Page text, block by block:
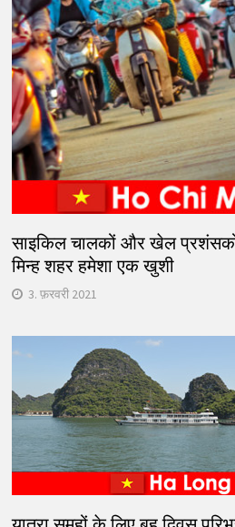
साइकिल चालकों और खेल प्रशंसकों
मिन्ह शहर हमेशा एक खुशी
3. फ़रवरी 2021